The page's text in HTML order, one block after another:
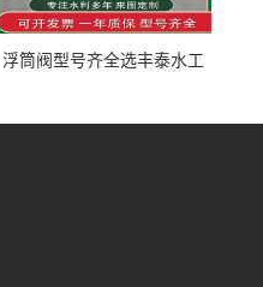
浮筒阀型号齐全选丰泰水工
道水库电站污水处理钢制闸